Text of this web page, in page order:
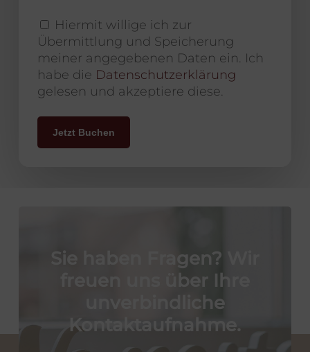
Hiermit willige ich zur
Übermittlung und Speicherung
meiner angegebenen Daten ein. Ich
habe die Datenschutzerklärung
gelesen und akzeptiere diese.
Jetzt Buchen
Sie Fragen?
über Ihre
unverbindliche
Kontaktaufnahme.